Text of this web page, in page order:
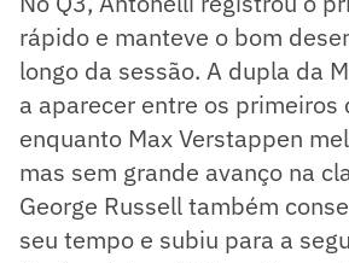
rápido e manteve o bom
longo da sessão. A dupla da
a aparecer entre os primeiros
enquanto Max Verstappen
mas sem grande avanço na
George Russell também
seu tempo e subiu para a